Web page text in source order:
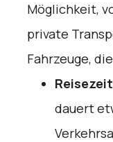
Möglichkeit,
private
Fahrzeuge,
dauert